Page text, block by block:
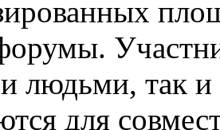
людьми, так и
для